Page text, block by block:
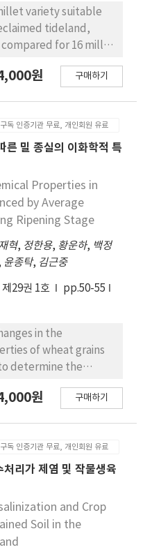
times are
for Dasan2,
Thwe Yin,
variety suitable
tideland,
for 16 millet
from April to
were collected,
retained by the Rudal
Agricultural
and domestic and
other researches
Out of the 16
barnyard grass
which are late-
wide leaves, seed
high dry forage
tideland.
and dry weight of
ton ha-1, and
May 10. The
highest in JBG and
phenol contents were
lowest in PI183332
원 구매하기
구독 인증기관 무료, 개인회원 유료
른 밀 종실의 이화학적 특
Properties in
by Average
Ripening Stage
혁, 정한용, 황운하, 백정
윤종탁, 김근중
제29권 1호
pp.50-55
in the
of wheat grains
determine the
treated average
heading time to
that the ripening
maturity tended to
temperature
1,000-grain weight,
florets per spike, and
원 구매하기
구독 인증기관 무료, 개인회원 유료
리가 제염 및 작물생육
and Crop
Soil in the